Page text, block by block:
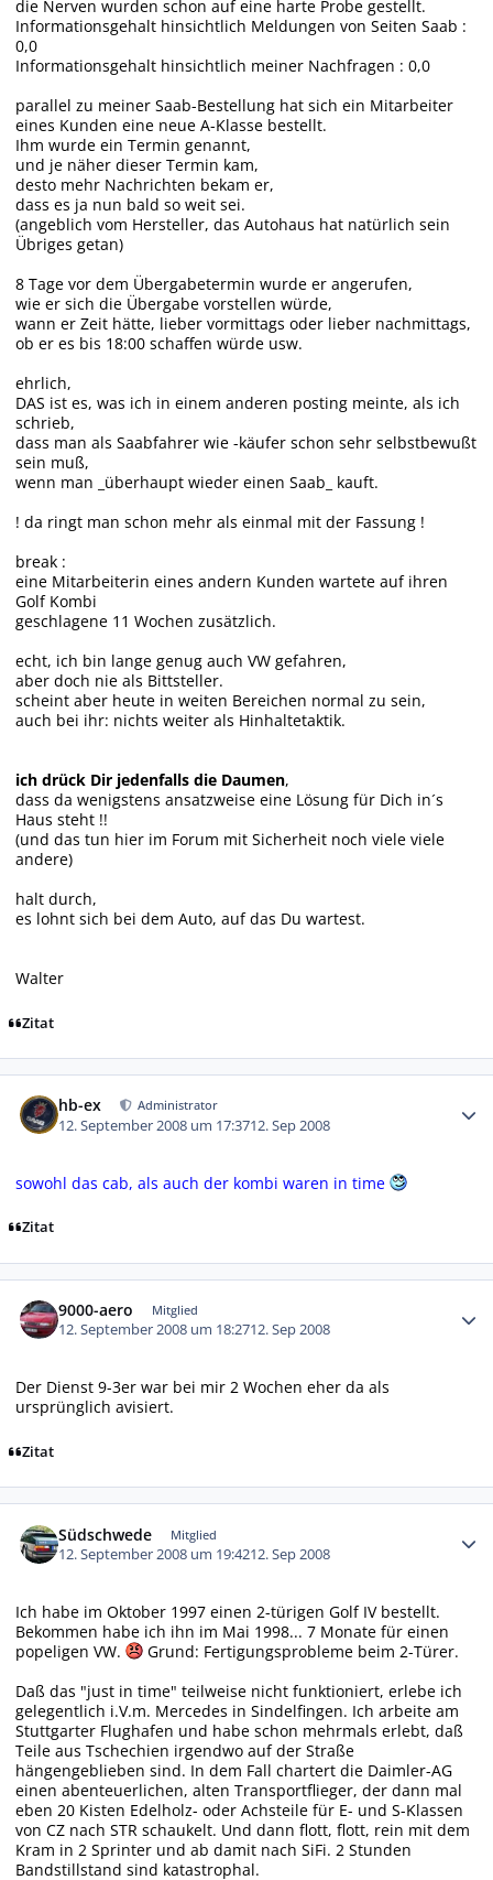
die Nerven wurden schon auf eine harte Probe gestellt.
Informationsgehalt hinsichtlich Meldungen von Seiten Saab :
0,0
Informationsgehalt hinsichtlich meiner Nachfragen : 0,0
parallel zu meiner Saab-Bestellung hat sich ein Mitarbeiter
eines Kunden eine neue A-Klasse bestellt.
Ihm wurde ein Termin genannt,
und je näher dieser Termin kam,
desto mehr Nachrichten bekam er,
dass es ja nun bald so weit sei.
(angeblich vom Hersteller, das Autohaus hat natürlich sein
Übriges getan)
8 Tage vor dem Übergabetermin wurde er angerufen,
wie er sich die Übergabe vorstellen würde,
wann er Zeit hätte, lieber vormittags oder lieber nachmittags,
ob er es bis 18:00 schaffen würde usw.
ehrlich,
DAS ist es, was ich in einem anderen posting meinte, als ich
schrieb,
dass man als Saabfahrer wie -käufer schon sehr selbstbewußt
sein muß,
wenn man _überhaupt wieder einen Saab_ kauft.
! da ringt man schon mehr als einmal mit der Fassung !
break :
eine Mitarbeiterin eines andern Kunden wartete auf ihren
Golf Kombi
geschlagene 11 Wochen zusätzlich.
echt, ich bin lange genug auch VW gefahren,
aber doch nie als Bittsteller.
scheint aber heute in weiten Bereichen normal zu sein,
auch bei ihr: nichts weiter als Hinhaltetaktik.
ich drück Dir jedenfalls die Daumen,
dass da wenigstens ansatzweise eine Lösung für Dich in´s
Haus steht !!
(und das tun hier im Forum mit Sicherheit noch viele viele
andere)
halt durch,
es lohnt sich bei dem Auto, auf das Du wartest.
Walter
Zitat
hb-ex Administrator
12. September 2008 um 17:3712. Sep 2008
sowohl das cab, als auch der kombi waren in time
Zitat
9000-aero Mitglied
12. September 2008 um 18:2712. Sep 2008
Der Dienst 9-3er war bei mir 2 Wochen eher da als
ursprünglich avisiert.
Zitat
Südschwede Mitglied
12. September 2008 um 19:4212. Sep 2008
Ich habe im Oktober 1997 einen 2-türigen Golf IV bestellt.
Bekommen habe ich ihn im Mai 1998... 7 Monate für einen
popeligen VW.
Grund: Fertigungsprobleme beim 2-Türer.
Daß das "just in time" teilweise nicht funktioniert, erlebe ich
gelegentlich i.V.m. Mercedes in Sindelfingen. Ich arbeite am
Stuttgarter Flughafen und habe schon mehrmals erlebt, daß
Teile aus Tschechien irgendwo auf der Straße
hängengeblieben sind. In dem Fall chartert die Daimler-AG
einen abenteuerlichen, alten Transportflieger, der dann mal
eben 20 Kisten Edelholz- oder Achsteile für E- und S-Klassen
von CZ nach STR schaukelt. Und dann flott, flott, rein mit dem
Kram in 2 Sprinter und ab damit nach SiFi. 2 Stunden
Bandstillstand sind katastrophal.